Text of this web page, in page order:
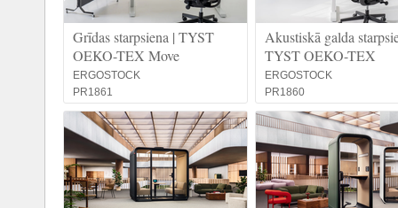
Grīdas starpsiena | TYST
OEKO-TEX Move
ERGOSTOCK
PR1861
Akustiskā galda
TYST OEKO-TEX
ERGOSTOCK
PR1860